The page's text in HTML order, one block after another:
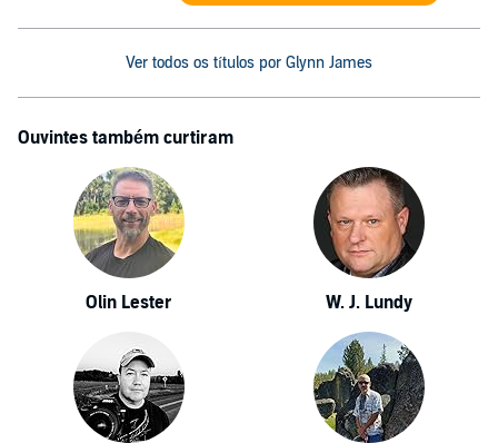
Ver todos os títulos por Glynn James
Ouvintes também curtiram
Olin Lester W. J. Lundy